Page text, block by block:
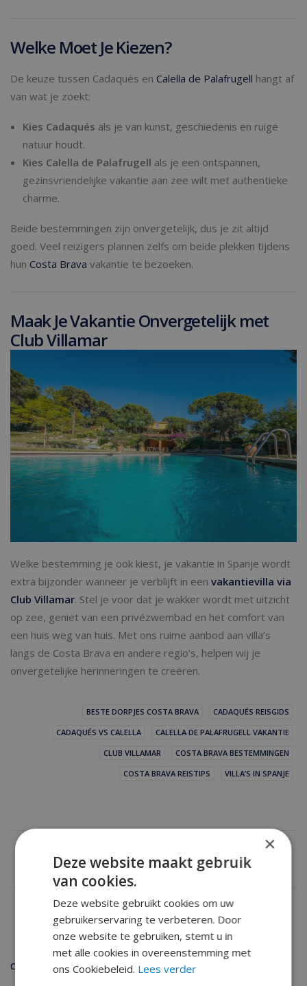
Welke Moet Je Kiezen?
De keuze tussen Cadaqués en Calella de Palafrugell hangt af
van wat je zoekt:
Kies Cadaqués als je van kunst, geschiedenis en ruige
natuur houdt.
Kies Calella de Palafrugell als je een ontspannen,
gezinsvriendelijke vakantie aan zee wilt met authentieke
charme.
Beide bestemmingen zijn onvergetelijk, dus je zit altijd
goed. Veel reizigers plannen zelfs om beide plekken tijdens
hun Costa Brava vakantie te bezoeken.
Maak Je Vakantie Onvergetelijk met
Club Villamar
Welke bestemming je ook kiest, je vakantie in Spanje wordt
extra bijzonder wanneer je verblijft in een vakantievilla via
Club Villamar. Stel je voor dat je wakker wordt met uitzicht
op zee, geniet van een privézwembad en het comfort van
een huis weg van huis. Met ons ruime aanbod aan villa’s
langs de Costa Brava en andere regio’s, helpen wij je
onvergetelijke herinneringen te creëren.
BESTE DORPJES COSTA BRAVA
CADAQUÉS REISGIDS
CADAQUÉS VS CALELLA
CALELLA DE PALAFRUGELL VAKANTIE
CLUB VILLAMAR
COSTA BRAVA BESTEMMINGEN
COSTA BRAVA REISTIPS
VILLA’S IN SPANJE
CATEGORIEËN
×
Deze website maakt gebruik
van cookies.
Deze website gebruikt cookies om uw
gebruikerservaring te verbeteren. Door
onze website te gebruiken, stemt u in
met alle cookies in overeenstemming met
ons Cookiebeleid. Lees verder